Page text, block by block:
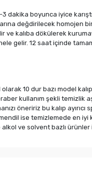
dakika boyunca iyice
değdirilecek homojen bir
kalıba dökülerek
gelir. 12 saat içinde
10 dur bazı model
kullanım şekli temizlik
öneririz bu kalıp
ise temizlemede en iyi
ve solvent bazlı